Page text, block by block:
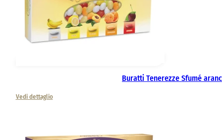
Buratti Tenerezze Sfumé
Vedi dettaglio